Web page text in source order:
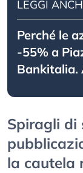
LEGGI
Perché le
-55% a
Bankitalia.
Spiragli di
la cautela